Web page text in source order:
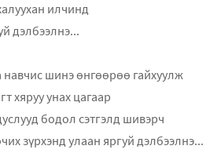
илчинд
дэлбээлнэ...
навчис шинэ өнгөөрөө гайхуулж
хяруу унах цагаар
бодол сэтгэлд шивэрч
зүрхэнд улаан яргуй дэлбээлнэ...